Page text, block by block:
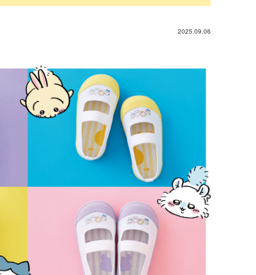
2025.09.06